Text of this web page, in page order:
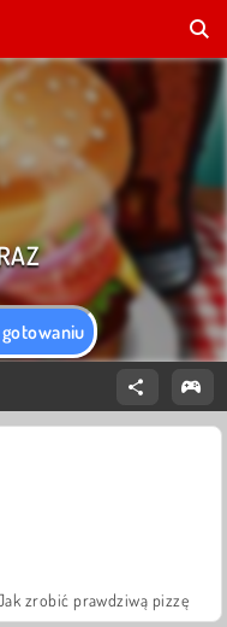
zrobić prawdziwą pizzę